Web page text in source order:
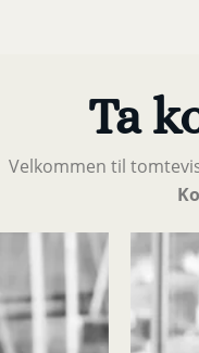
Ta
Velkommen til